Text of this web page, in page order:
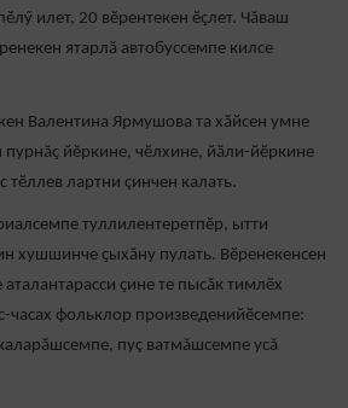
илет, 20 вӗрентекен ӗҫлет. Чӑваш
ятарлă автобуссемпе килсе
Валентина Ярмушова та хӑйсен умне
пурнӑҫ йӗркине, чӗлхине, йӑли-йӗркине
тӗллев лартни çинчен калать.
туллилентеретпӗр, ытти
хушшинче ҫыхăну пулать. Вӗренекенсен
ҫине те пысӑк тимлӗх
часах фольклор произведенийӗсемпе:
пуç ватмăшсемпе усă